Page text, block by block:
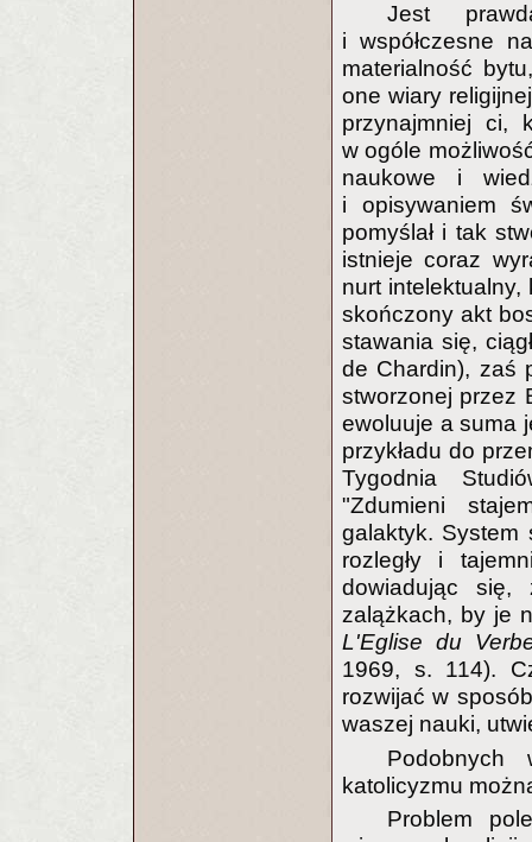
Jest
i współczesne
materialność
one wiary
przynajmniej ci,
w ogóle
naukowe i
i opisywaniem
pomyślał i tak
istnieje coraz
nurt
skończony akt
stawania się,
de Chardin), zaś
stworzonej przez
ewoluuje a suma
przykładu do
Tygodnia
"Zdumieni
galaktyk. System
rozległy i
dowiadując
zalążkach, by je
L'Eglise du
1969, s. 114).
rozwijać w
waszej nauki,
Podobnych
katolicyzmu
Problem